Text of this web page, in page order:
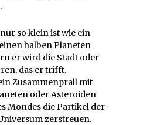
so klein ist wie ein
halben Planeten
er wird die Stadt oder
das er trifft.
Zusammenprall mit
oder Asteroiden
Mondes die Partikel der
zerstreuen.